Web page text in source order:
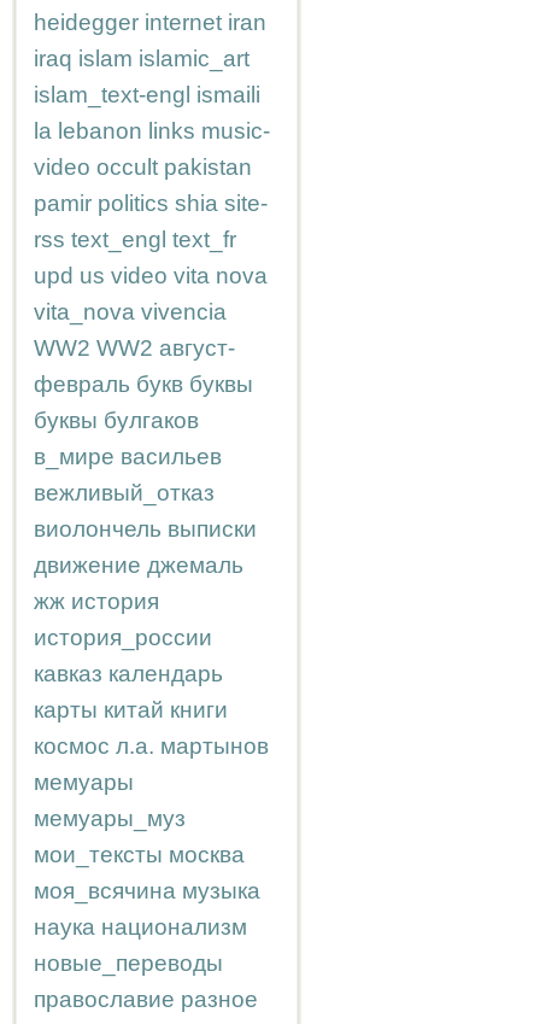
heidegger internet iran
iraq islam islamic_art
islam_text-engl ismaili
la lebanon links music-
video occult pakistan
pamir politics shia site-
rss text_engl text_fr
upd us video vita nova
vita_nova vivencia
WW2 WW2 август-
февраль букв буквы
буквы булгаков
в_мире васильев
вежливый_отказ
виолончель выписки
движение джемаль
жж история
история_россии
кавказ календарь
карты китай книги
космос л.а. мартынов
мемуары
мемуары_муз
мои_тексты москва
моя_всячина музыка
наука национализм
новые_переводы
православие разное